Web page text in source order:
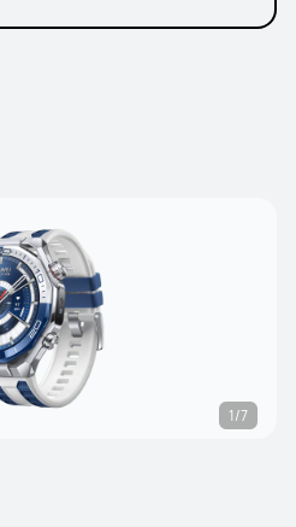
1/7